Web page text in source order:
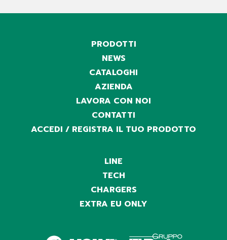
PRODOTTI
NEWS
CATALOGHI
AZIENDA
LAVORA CON NOI
CONTATTI
ACCEDI / REGISTRA IL TUO PRODOTTO
LINE
TECH
CHARGERS
EXTRA EU ONLY